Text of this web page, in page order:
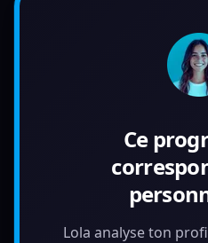
Ce
Lola analyse ton